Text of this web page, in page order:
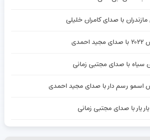
با صدای کامران خلیلی
سیاه با صدای مجتبی زمانی
اسمو رسم دار با صدای مجید احمدی
یار با صدای مجتبی زمانی